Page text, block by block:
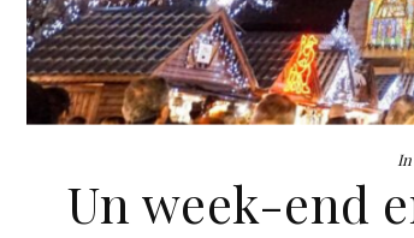
In
Un week-end